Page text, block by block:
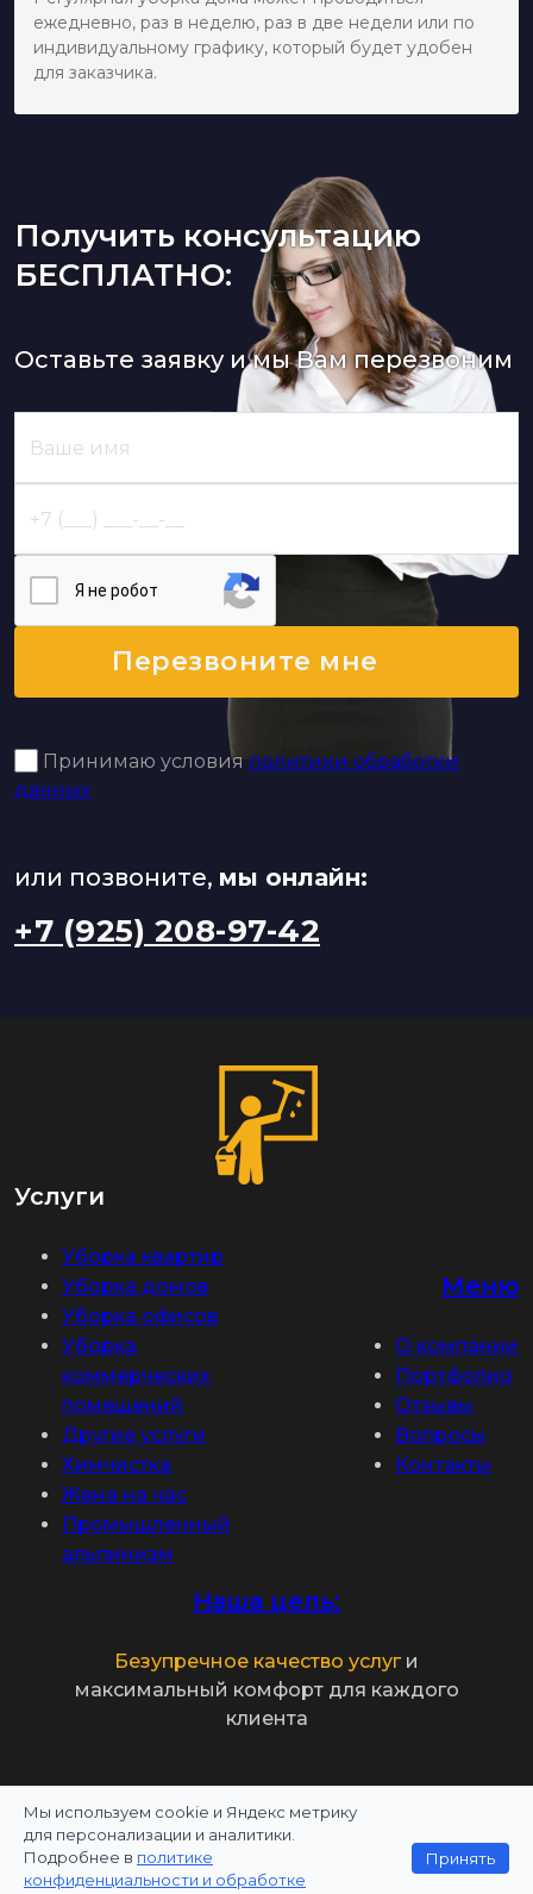
ежедневно, раз в неделю, раз в две недели или по
индивидуальному графику, который будет удобен
для заказчика.
Получить консультацию
БЕСПЛАТНО:
Оставьте заявку и мы Вам перезвоним
Я нe poбoт
Перезвоните мне
Принимаю условия политики обработки
данных
или позвоните, мы онлайн:
+7 (925) 208-97-42
Услуги
Уборка квартир
Уборка домов
Уборка офисов
Уборка
коммерческих
помещений
Другие услуги
Химчистка
Жена на час
Промышленный
альпинизм
Меню
О компании
Портфолио
Отзывы
Вопросы
Контакты
Наша цель:
Безупречное качество услуг и
максимальный комфорт для каждого
клиента
Политика конфиденциальности
Информация на сайте не является публичной
Мы используем cookie и Яндекс метрику
для персонализации и аналитики.
Подробнее в политике
конфиденциальности и обработке
Принять